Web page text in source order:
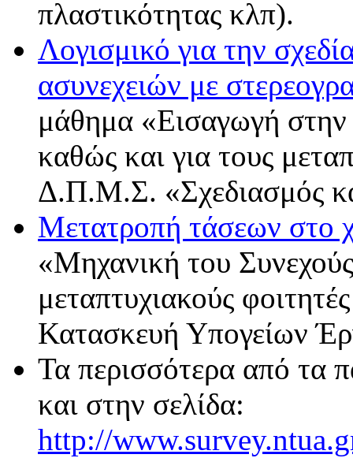
πλαστικότητας κλπ).
Λογισμικό για την
ασυνεχειών με
μάθημα «Εισαγωγή
καθώς και για τους
Δ.Π.Μ.Σ. «Σχεδιασμός
Μετατροπή τάσεων στο
«Μηχανική του
μεταπτυχιακούς
Κατασκευή Υπογείων
Τα περισσότερα από τα
και στην σελίδα:
http://